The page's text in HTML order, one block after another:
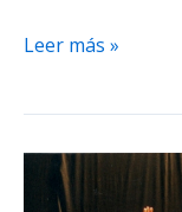
Lo
otro
Leer más »